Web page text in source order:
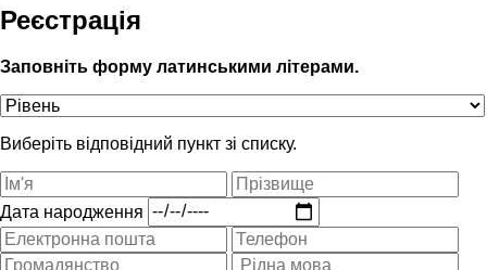
Реєстрація
Заповніть форму латинськими літерами.
Виберіть відповідний пункт зі списку.
Дата народження